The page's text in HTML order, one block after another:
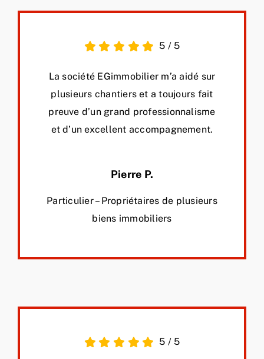
5 / 5
La société EGimmobilier m’a aidé sur
plusieurs chantiers et a toujours fait
preuve d’un grand professionnalisme
et d’un excellent accompagnement.
Pierre P.
Particulier – Propriétaires de plusieurs
biens immobiliers
5 / 5